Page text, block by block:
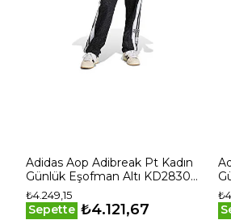
Adidas Aop Adibreak Pt Kadın
Günlük Eşofman Altı KD2830
Siyah
₺4.249,15
Sepette ₺4.121,67